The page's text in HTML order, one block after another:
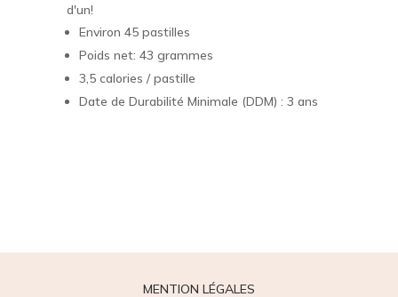
d'un!
Environ 45 pastilles
Poids net: 43 grammes
3,5 calories / pastille
Date de Durabilité Minimale (DDM) : 3 ans
MENTION LÉGALES